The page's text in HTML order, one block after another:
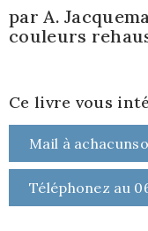
par A.
couleurs
Ce livre vous
Mail à
Téléphonez au